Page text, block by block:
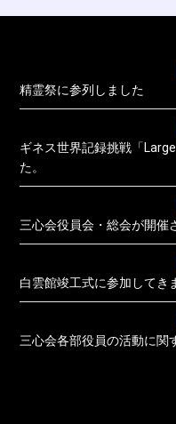
精霊祭に参列しました
ギネス世界記録挑戦「
た。
三心会役員会・総会が開催
白雲館竣工式に参加してき
三心会各部役員の活動に関